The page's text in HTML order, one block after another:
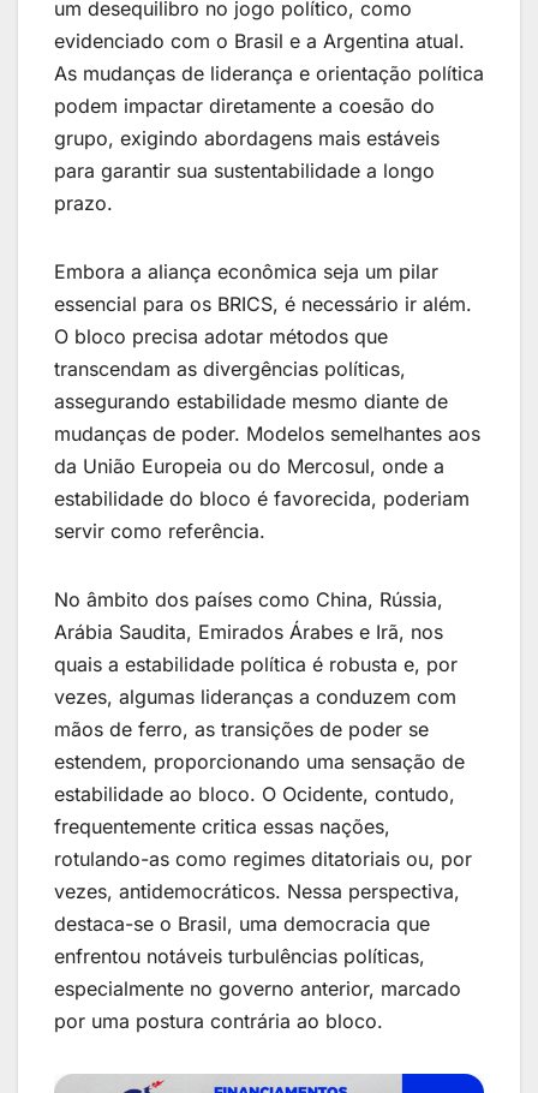
um desequilibro no jogo político, como
evidenciado com o Brasil e a Argentina atual.
As mudanças de liderança e orientação política
podem impactar diretamente a coesão do
grupo, exigindo abordagens mais estáveis
para garantir sua sustentabilidade a longo
prazo.
Embora a aliança econômica seja um pilar
essencial para os BRICS, é necessário ir além.
O bloco precisa adotar métodos que
transcendam as divergências políticas,
assegurando estabilidade mesmo diante de
mudanças de poder. Modelos semelhantes aos
da União Europeia ou do Mercosul, onde a
estabilidade do bloco é favorecida, poderiam
servir como referência.
No âmbito dos países como China, Rússia,
Arábia Saudita, Emirados Árabes e Irã, nos
quais a estabilidade política é robusta e, por
vezes, algumas lideranças a conduzem com
mãos de ferro, as transições de poder se
estendem, proporcionando uma sensação de
estabilidade ao bloco. O Ocidente, contudo,
frequentemente critica essas nações,
rotulando-as como regimes ditatoriais ou, por
vezes, antidemocráticos. Nessa perspectiva,
destaca-se o Brasil, uma democracia que
enfrentou notáveis turbulências políticas,
especialmente no governo anterior, marcado
por uma postura contrária ao bloco.